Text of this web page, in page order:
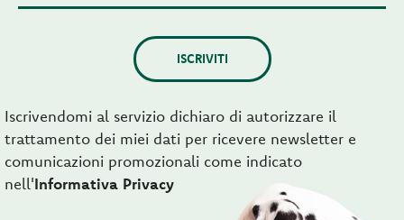
ISCRIVITI
Iscrivendomi al servizio dichiaro di autorizzare il
trattamento dei miei dati per ricevere newsletter e
comunicazioni promozionali come indicato
nell'Informativa Privacy